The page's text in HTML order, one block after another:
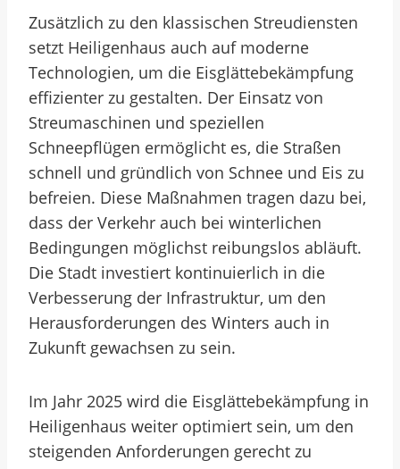
Zusätzlich zu den klassischen Streudiensten
setzt Heiligenhaus auch auf moderne
Technologien, um die Eisglättebekämpfung
effizienter zu gestalten. Der Einsatz von
Streumaschinen und speziellen
Schneepflügen ermöglicht es, die Straßen
schnell und gründlich von Schnee und Eis zu
befreien. Diese Maßnahmen tragen dazu bei,
dass der Verkehr auch bei winterlichen
Bedingungen möglichst reibungslos abläuft.
Die Stadt investiert kontinuierlich in die
Verbesserung der Infrastruktur, um den
Herausforderungen des Winters auch in
Zukunft gewachsen zu sein.
Im Jahr 2025 wird die Eisglättebekämpfung in
Heiligenhaus weiter optimiert sein, um den
steigenden Anforderungen gerecht zu